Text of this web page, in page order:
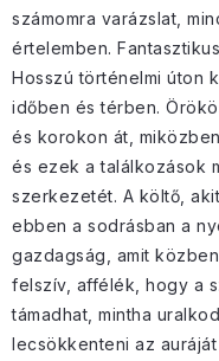
számomra varázslat,
értelemben.
Hosszú történelmi úton
időben és térben.
és korokon át,
és ezek a találkozások
szerkezetét. A költő,
ebben a sodrásban a
gazdagság, amit
felszív, affélék, hogy a
támadhat, mintha
lecsökkenteni az